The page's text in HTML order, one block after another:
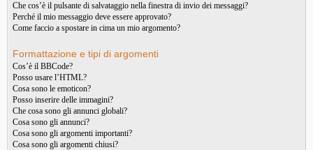
Che cos’è il pulsante di salvataggio nella finestra di invio dei messaggi?
Perché il mio messaggio deve essere approvato?
Come faccio a spostare in cima un mio argomento?
Formattazione e tipi di argomenti
Cos’è il BBCode?
Posso usare l’HTML?
Cosa sono le emoticon?
Posso inserire delle immagini?
Che cosa sono gli annunci globali?
Cosa sono gli annunci?
Cosa sono gli argomenti importanti?
Cosa sono gli argomenti chiusi?